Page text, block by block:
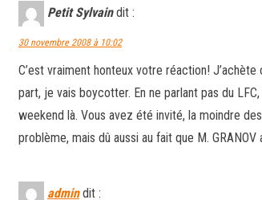
Petit Sylvain dit :
30 novembre 2008 à 10:02
C’est vraiment honteux votre réaction!
part, je vais boycotter. En ne parlant pas du
weekend là. Vous avez été invité, la moindre
problème, mais dû aussi au fait que M.
admin dit :